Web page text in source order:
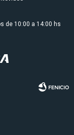
de 10:00 a 14:00 hs